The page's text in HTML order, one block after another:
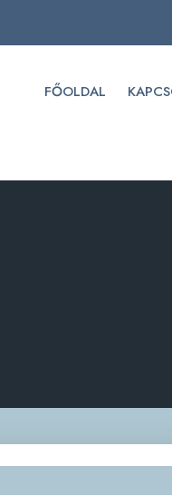
FŐOLDAL